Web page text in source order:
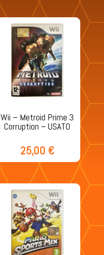
Wii – Metroid Prime 3
Corruption – USATO
25,00 €